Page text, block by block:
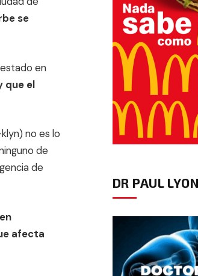
se
en
que el
no es lo
de
de
afecta
DR PAUL